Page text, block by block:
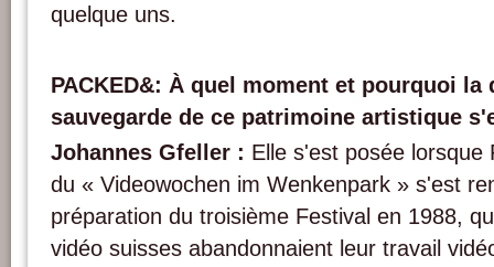
quelque uns.
PACKED&: À quel moment et pourquoi la
sauvegarde de ce patrimoine artistique
Johannes Gfeller : Elle s'est posée lorsque
du « Videowochen im Wenkenpark » s'est
préparation du troisième Festival en 1988,
vidéo suisses abandonnaient leur travail